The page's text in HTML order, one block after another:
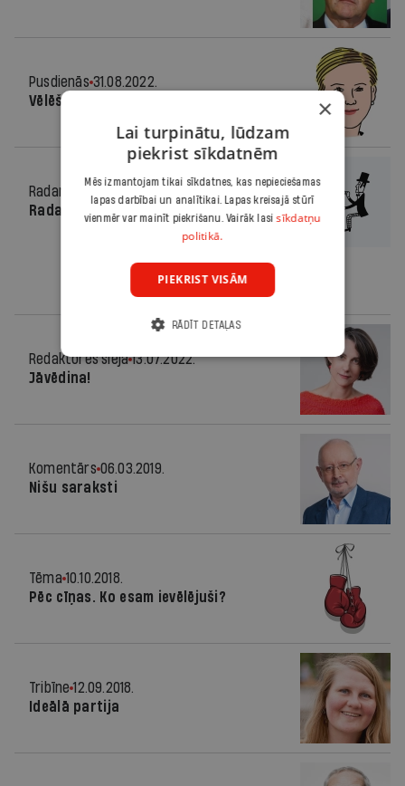
Pusdienās 31.08.2022.
Vēlēšanu dienas plāns
Radars
Radars Latvijā
Redaktores sleja 13.07.2022.
Jāvēdina!
Komentārs 06.03.2019.
Nišu saraksti
Tēma 10.10.2018.
Pēc cīņas. Ko esam ievēlējuši?
Tribīne 12.09.2018.
Ideālā partija
×
Lai turpinātu, lūdzam
piekrist sīkdatnēm
Mēs izmantojam tikai sīkdatnes, kas nepieciešamas
lapas darbībai un analītikai. Lapas kreisajā stūrī
vienmēr var mainīt piekrišanu. Vairāk lasisīkdatņu
politikā.
PIEKRIST VISĀM
RĀDĪT DETAĻAS